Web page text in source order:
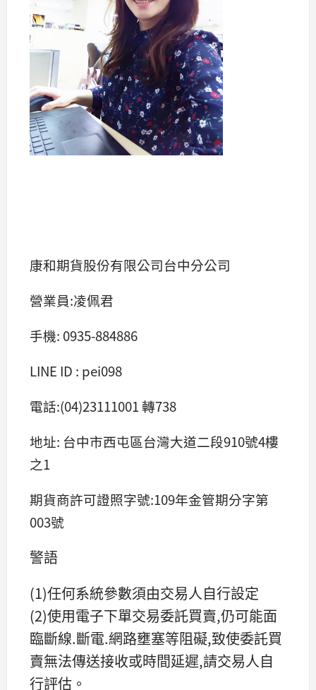
康和期貨股份有限公司台中分公司
營業員:凌佩君
手機: 0935-884886
LINE ID : pei098
電話:(04)23111001 轉738
地址: 台中市西屯區台灣大道二段910號4樓
之1
期貨商許可證照字號:109年金管期分字第
003號
警語
(1)任何系統參數須由交易人自行設定
(2)使用電子下單交易委託買賣,仍可能面
臨斷線.斷電.網路壅塞等阻礙,致使委託買
賣無法傳送接收或時間延遲,請交易人自
行評估。